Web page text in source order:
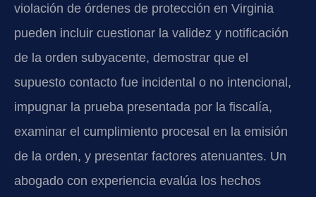
violación de órdenes de protección en Virginia
pueden incluir cuestionar la validez y notificación
de la orden subyacente, demostrar que el
supuesto contacto fue incidental o no intencional,
impugnar la prueba presentada por la fiscalía,
examinar el cumplimiento procesal en la emisión
de la orden, y presentar factores atenuantes. Un
abogado con experiencia evalúa los hechos